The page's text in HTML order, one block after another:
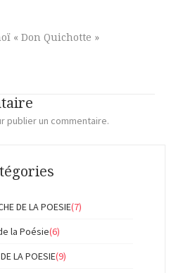
« Don Quichotte »
publier un commentaire.
DE LA POESIE(7)
la Poésie(6)
LA POESIE(9)